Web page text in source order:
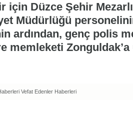
için Düzce Şehir
Müdürlüğü
ardından, genç polis
memleketi Zonguldak’a
Vefat Edenler Haberleri